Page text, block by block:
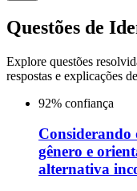
Questões de
Explore questões
respostas e explicações
92% confiança
Considerando
gênero e
alternativa